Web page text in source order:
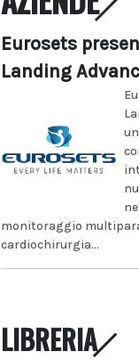
Eurosets
Landing
monitoraggio
cardiochirurgia...
LIBRERIA